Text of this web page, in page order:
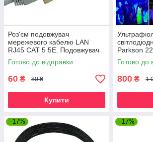
Роз'єм подовжувач
мережевого кабелю LAN
RJ45 CAT 5 5E. Подовжувач
мережевого кабелю Ethernet.
Готово до відправки
60 ₴ 80 ₴
Купити
Parkson
Готово до
800 ₴ 1
–17% –17%